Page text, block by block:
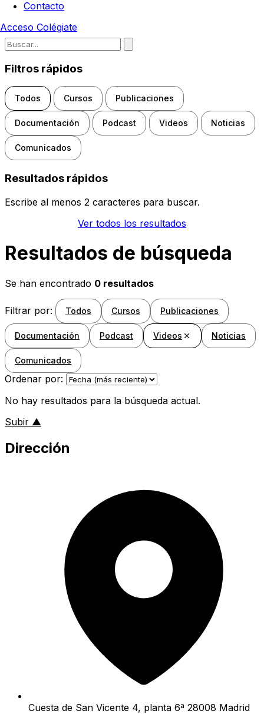
Contacto
Acceso Colégiate
Escribe para buscar noticias,
Filtros rápidos
Todos Cursos Publicaciones
Documentación Podcast Videos Noticias
Comunicados
Resultados rápidos
Escribe al menos 2 caracteres para buscar.
Ver todos los resultados
Resultados de búsqueda
Se han encontrado 0 resultados
Filtrar por: Todos Cursos Publicaciones
Documentación Podcast Videos Noticias
Comunicados
Ordenar por:
No hay resultados para la búsqueda actual.
Subir ▲
Dirección
Cuesta de San Vicente 4, planta 6ª 28008 Madrid